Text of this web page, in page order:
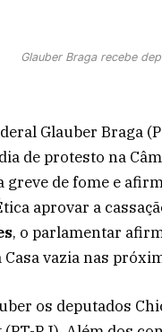
Glauber Braga recebe
Glauber Braga
de protesto na
greve de fome e
aprovar a
, o parlamentar
vazia nas
os deputados